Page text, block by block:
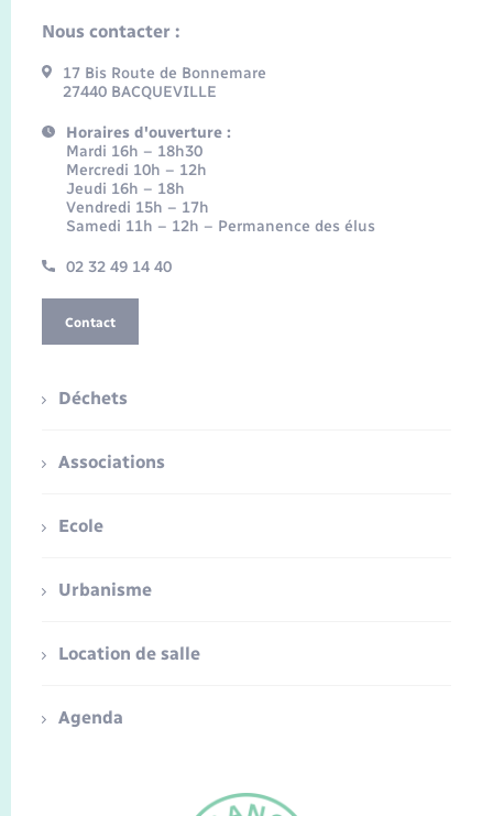
Nous contacter :
17 Bis Route de Bonnemare
27440 BACQUEVILLE
Horaires d'ouverture :
Mardi 16h – 18h30
Mercredi 10h – 12h
Jeudi 16h – 18h
Vendredi 15h – 17h
Samedi 11h – 12h – Permanence des élus
02 32 49 14 40
Contact
Déchets
Associations
Ecole
Urbanisme
Location de salle
Agenda